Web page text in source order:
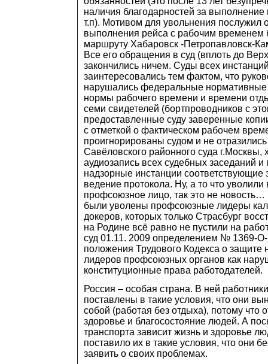
наличия благодарностей за
т.п). Мотивом для увольнения послужил
выполнения рейса с рабочим временем
маршруту Хабаровск -Петропавловск-
Все его обращения в суд (вплоть до
закончились ничем. Суды всех
заинтересовались тем фактом, что
нарушались федеральные
нормы рабочего времени и времени
семи свидетелей (бортпроводников с
предоставленные суду заверенные
с отметкой о фактическом рабочем
проигнорированы судом и не
Савёловского районного суда г.Москвы,
аудиозапись всех судебных заседаний и
надзорные инстанции соответствующие
ведение протокола. Ну, а то что
профсоюзное лицо, так это не
были уволены профсоюзные лидеры
докеров, которых только Страсбург
на Родине всё равно не пустили на
суд 01.11. 2009 определением № 1369-
положения Трудового Кодекса о
лидеров профсоюзных органов как
конституционные права работодателей.
Россия – особая страна. В ней
поставлены в такие условия, что они
собой (работая без отдыха), потому что
здоровье и благосостояние людей. А
транспорта зависит жизнь и здоровье
поставило их в такие условия, что они
заявить о своих проблемах.